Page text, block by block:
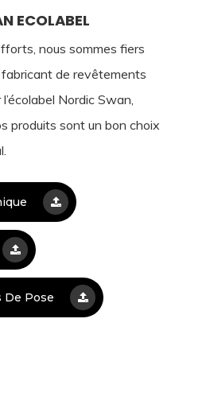
ECOLABEL
nous sommes fiers
fabricant de revêtements
Nordic Swan,
produits sont un bon choix
Pose